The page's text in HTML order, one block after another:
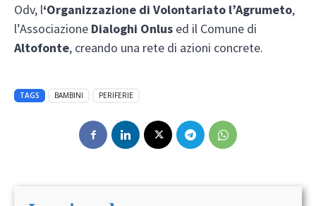
Odv, l‘Organizzazione di Volontariato l’Agrumeto,
l’Associazione Dialoghi Onlus ed il Comune di
Altofonte, creando una rete di azioni concrete.
TAGS BAMBINI PERIFERIE